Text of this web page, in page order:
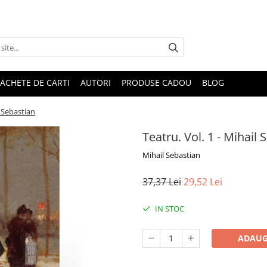
DE CARTI AUTORI PRODUSE CADOU BLOG
Teatru. Vol. 1 - Mihail
Mihail Sebastian
37,37 Lei29,52 Lei
IN STOC